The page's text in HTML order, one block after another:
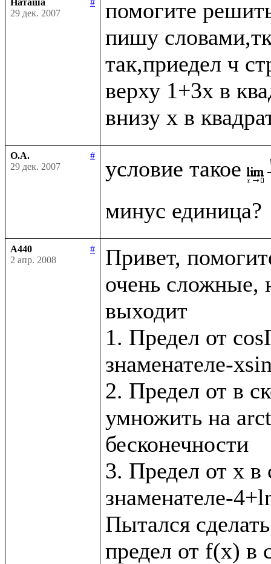
29 дек. 2007
помогите
пишу
так,приедел ч
верху 1+3x в
О.А.
#
29 дек. 2007
условие такое
A440
#
2 апр. 2008
Привет,
очень сложные,
выходит
1. Предел от
знаменателе-
2. Предел от в
умножить на
бесконечности
3. Предел от x в
знаменателе-
Пытался
предел от f(x) в